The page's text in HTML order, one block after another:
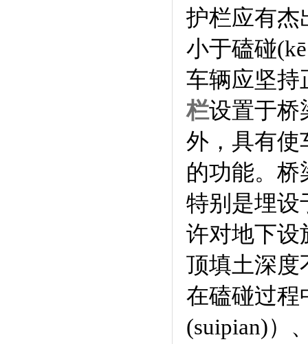
护栏应有杰
小于磕碰
车辆应坚持
栏设置于桥
外，具有使
的功能。
特别是埋设
许对地下设
顶填土深度
在磕碰过程
(suipian)）